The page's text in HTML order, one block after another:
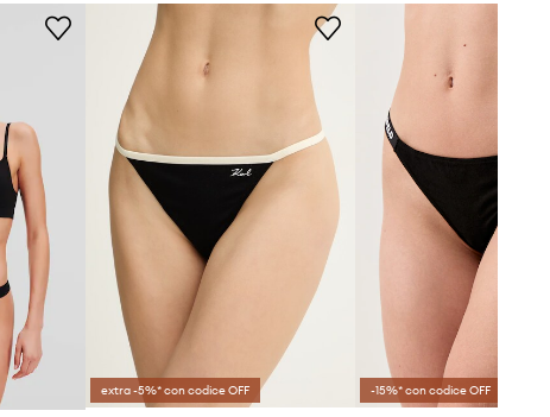
extra -5%* con codice OFF -15%* con codice OFF